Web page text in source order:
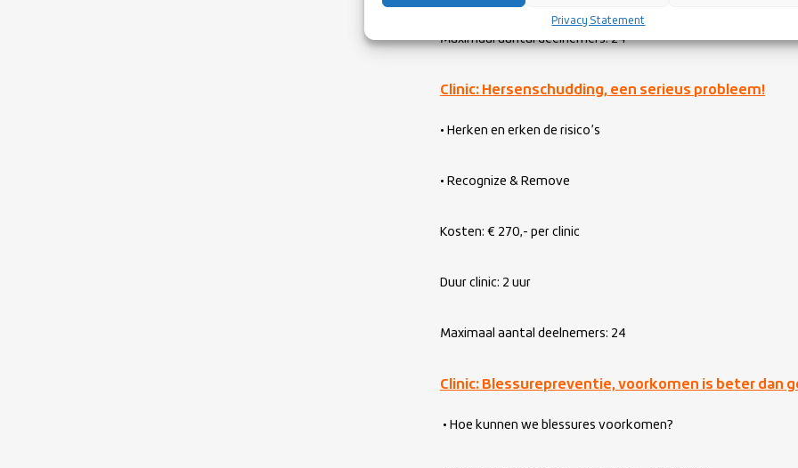
Privacy Statement
Maximaal aantal deelnemers: 24
Clinic: Hersenschudding, een serieus probleem!
• Herken en erken de risico’s
• Recognize & Remove
Kosten: € 270,- per clinic
Duur clinic: 2 uur
Maximaal aantal deelnemers: 24
Clinic: Blessurepreventie, voorkomen is beter dan
• Hoe kunnen we blessures voorkomen?